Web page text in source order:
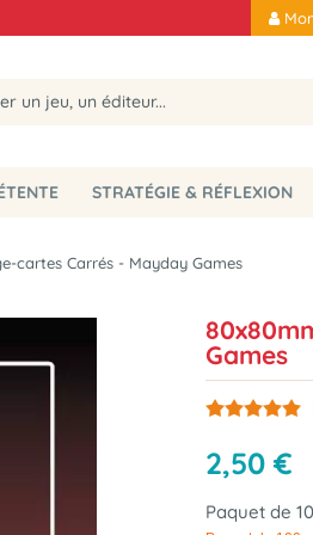
STRATÉGIE & RÉFLEXION
cartes Carrés - Mayday Games
Games
2,50 €
Paquet de